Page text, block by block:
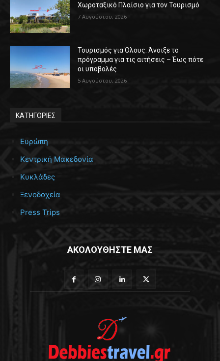
Χωροταξικό Πλαίσιο για τον Τουρισμό
7 Αυγούστου, 2026
Τουρισμός για Όλους: Άνοιξε το
πρόγραμμα για τις αιτήσεις – Έως πότε
οι υποβολές
5 Αυγούστου, 2026
ΚΑΤΗΓΟΡΙΕΣ
Ευρώπη
Κεντρική Μακεδονία
Κυκλάδες
Ξενοδοχεία
Press Trips
ΑΚΟΛΟΥΘΗΣΤΕ ΜΑΣ